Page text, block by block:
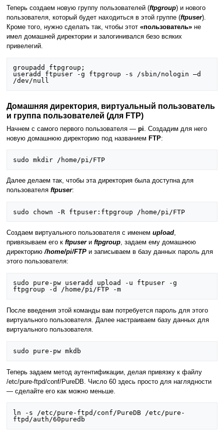
Теперь создаем новую группу пользователей (ftpgroup) и нового
пользователя, который будет находиться в этой группе (ftpuser).
Кроме того, нужно сделать так, чтобы этот «пользователь»не
имел домашней директории и залогинивался безо всяких
привелегий.
groupadd ftpgroup ;
useradd ftpuser -g ftpgroup -s /sbin/nologin –d
Домашняя директория, виртуальный пользователь
и группа пользователей (для FTP)
Начнем с самого первого пользователя — pi . Создадим для него
новую домашнюю директорию под названием FTP:
Далее делаем так, чтобы эта директория была доступна для
пользователя ftpuser:
Создаем виртуального пользователя с именем upload,
привязываем его к ftpuserи ftpgroup, задаем ему домашнюю
директорию/home/pi/FTPи записываем в базу данных пароль для
этого пользователя:
sudo pure-pw useradd upload -u ftpuser -g
После введения этой команды вам потребуется пароль для этого
виртуального пользователя. Далее настраиваем базу данных для
виртуального пользователя.
Теперь задаем метод аутентификации, делая привязку к файлу
/etc/pure-ftpd/conf/PureDB. Число 60 здесь просто для наглядности
— сделайте его как можно меньше.
ln -s /etc/pure-ftpd/conf/PureDB /etc/pure-